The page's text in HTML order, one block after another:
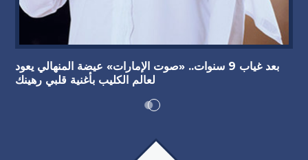
بعد غياب 9 سنوات.. «صوت الإمارات» عيضة المنهالي يعود
لعالم الكليب بأغنية قلبي رهينك